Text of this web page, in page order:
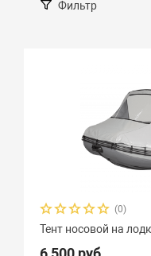
Фильтр
(0)
Тент носовой на